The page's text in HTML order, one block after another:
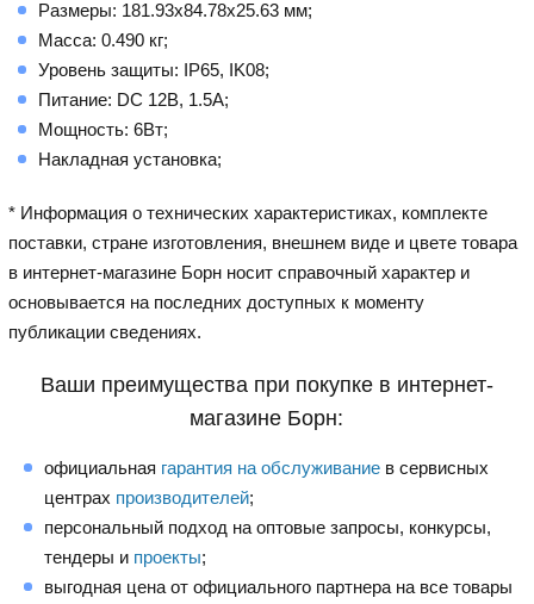
Размеры: 181.93х84.78х25.63 мм;
Масса: 0.490 кг;
Уровень защиты: IP65, IK08;
Питание: DC 12В, 1.5А;
Мощность: 6Вт;
Накладная установка;
* Информация о технических характеристиках, комплекте
поставки, стране изготовления, внешнем виде и цвете товара
в интернет-магазине Борн носит справочный характер и
основывается на последних доступных к моменту
публикации сведениях.
Ваши преимущества при покупке в интернет-
магазине Борн:
официальная гарантия на обслуживание в сервисных
центрах производителей;
персональный подход на оптовые запросы, конкурсы,
тендеры и проекты;
выгодная цена от официального партнера на все товары